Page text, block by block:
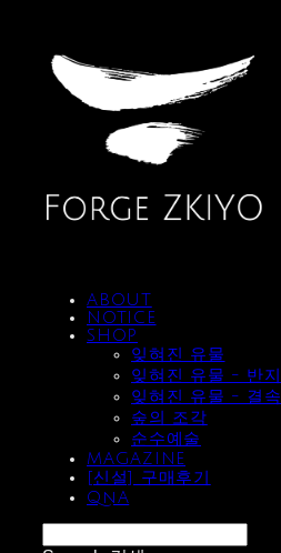
ABOUT
NOTICE
SHOP
잊혀진 유물
잊혀진 유물 - 반지
잊혀진 유물 - 결속
숲의 조각
순수예술
MAGAZINE
[신설] 구매후기
QnA